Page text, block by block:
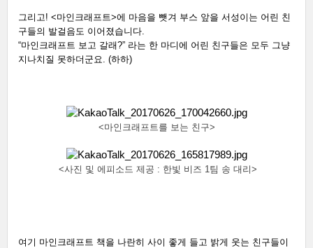
그리고! <마인크래프트>에 마음을 뺏겨 부스 앞을 서성이는 어린 친
구들의 발걸음도 이어졌습니다.
“마인크래프트 보고 갈래?” 라는 한 마디에 어린 친구들은 모두 그냥
지나치질 못하더군요. (하하)
<마인크래프트를 보는 친구>
<사진 및 에피소드 제공 : 한빛 비즈 1팀 송 대리>
여기 마인크래프트 책을 나란히 사이 좋게 들고 밝게 웃는 친구들이